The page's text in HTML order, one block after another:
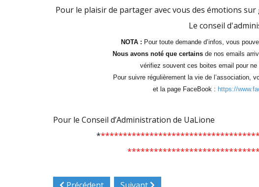
Pour le plaisir de partager avec vous des émotions
Le conseil
NOTA : Pour toute demande d’infos, vous
Nous avons noté que certainsde nos emails
vérifiez souvent ces boites email pour
Pour suivre régulièrement la vie de l’association,
et la page FaceBook : https://
Pour le Conseil d’Administration de UaLione
*
Article précédent : Particpation au Carrefour des
Article suivant : RAPPEL des dates des